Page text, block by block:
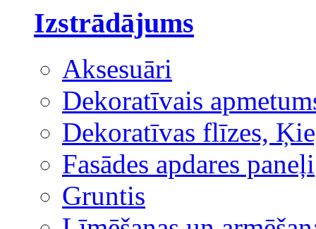
Izstrādājums
Aksesuāri
Dekoratīvais
Dekoratīvas flīzes,
Fasādes apdares paneļi
Gruntis